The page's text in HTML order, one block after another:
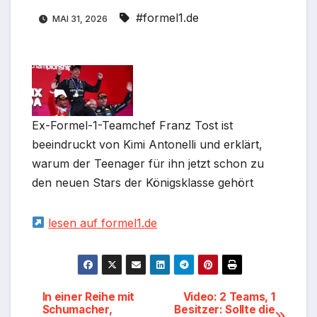
MAI 31, 2026 #formel1.de
Ex-Formel-1-Teamchef Franz Tost ist
beeindruckt von Kimi Antonelli und erklärt,
warum der Teenager für ihn jetzt schon zu
den neuen Stars der Königsklasse gehört
lesen auf formel1.de
Beitragsnavigation
Video: 2 Teams, 1
Besitzer: Sollte die
In einer Reihe mit
Schumacher,